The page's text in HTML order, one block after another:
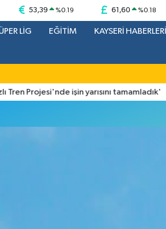
53,39 %0.19 61,60 %0.18
LİG EĞİTİM KAYSERİ HABERLERİ
Projesi'nde işin yarısını tamamladık'